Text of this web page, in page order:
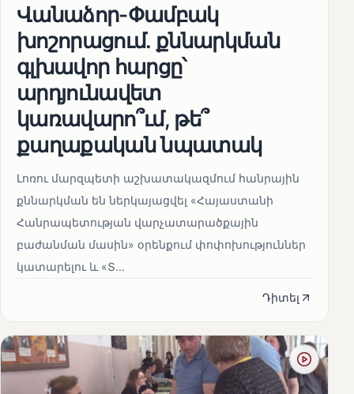
Վանաձոր-Փամբակ
խոշորացում. քննարկման
գլխավոր հարցը՝
արդյունավետ
կառավարո՞ւմ, թե՞
քաղաքական նպատակ
Լոռու մարզպետի աշխատակազմում հանրային
քննարկման են ներկայացվել «Հայաստանի
Հանրապետության վարչատարածքային
բաժանման մասին» օրենքում փոփոխություններ
կատարելու և «Տ...
Դիտել